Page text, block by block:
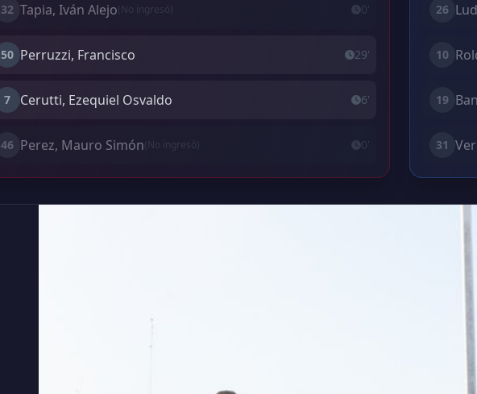
32 Tapia, Iván Alejo(No ingresó) 0'
50 Perruzzi, Francisco 29'
7 Cerutti, Ezequiel Osvaldo 6'
46 Perez, Mauro Simón(No ingresó) 0'
26
10
19
31